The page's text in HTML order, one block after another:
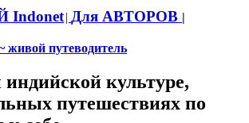
| Для АВТОРОВ |
живой путеводитель
культуре,
путешествиях по